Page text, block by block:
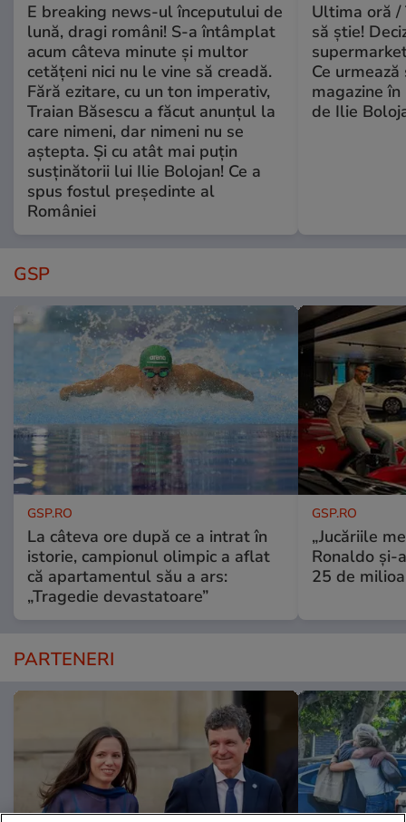
E breaking news-ul începutului de
lună, dragi români! S-a întâmplat
acum câteva minute și multor
cetățeni nici nu le vine să creadă.
Fără ezitare, cu un ton imperativ,
Traian Băsescu a făcut anunțul la
care nimeni, dar nimeni nu se
aștepta. Și cu atât mai puțin
susținătorii lui Ilie Bolojan! Ce a
spus fostul președinte al
României
Ultima oră /
să știe!
Ce
magazine
de Ilie
GSP
GSP.RO
La câteva ore după ce a intrat în
istorie, campionul olimpic a aflat
că apartamentul său a ars:
„Tragedie devastatoare”
GSP.RO
„Jucăriile
Ronaldo și-
25 de
PARTENERI